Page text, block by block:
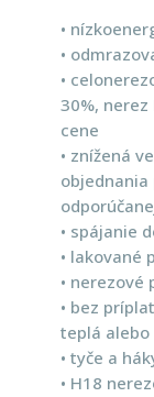
•
•
•
30%,
cene
• znížená
objednania
• spájanie
• lakované
• nerezové
• bez
teplá alebo
• tyče a
• H18